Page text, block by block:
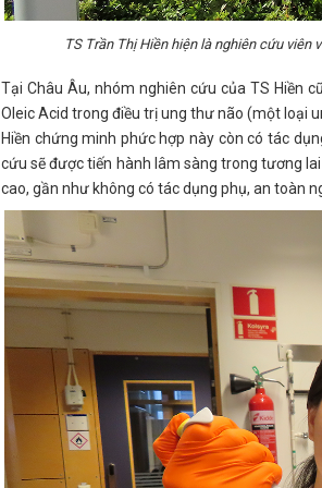
TS Trần Thị Hiền hiện là nghiên cứu viên
Tại Châu Âu, nhóm nghiên cứu của TS Hiền
Oleic Acid trong điều trị ung thư não (một loại
Hiền chứng minh phức hợp này còn có tác
cứu sẽ được tiến hành lâm sàng trong tương
cao, gần như không có tác dụng phụ, an toàn